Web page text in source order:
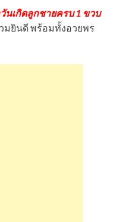
นเกิดลูกชายครบ 1 ขวบ
ยินดี พร้อมทั้งอวยพร